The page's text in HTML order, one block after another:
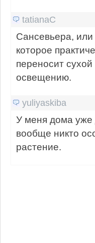
tatianaC
Сансевьера,
которое
переносит сухой
освещению.
yuliyaskiba
У меня дома уже
вообще никто
растение.